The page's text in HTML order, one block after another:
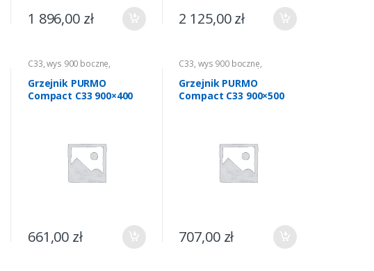
1 896,00 zł 2 125,00zł
C33,wys 900 boczne,
Ogrzewanie Grzejniki CO
Grzejnik PURMO
Compact C33 900×400
661,00 zł
C33, wys 900 boczne,
Ogrzewanie Grzejniki CO
Grzejnik PURMO
Compact C33 900×500
707,00 zł